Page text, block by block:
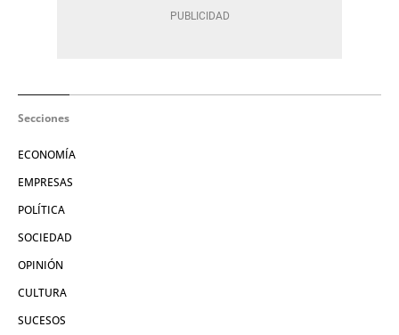
Secciones
ECONOMÍA
EMPRESAS
POLÍTICA
SOCIEDAD
OPINIÓN
CULTURA
SUCESOS